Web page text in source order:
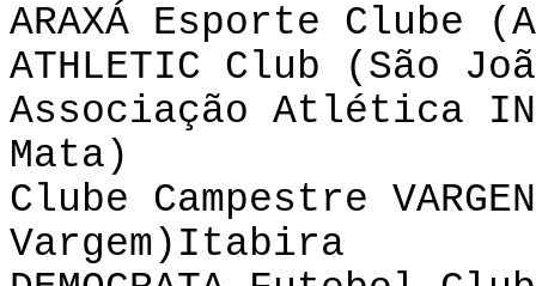
ARAXÁ Esporte Clube
ATHLETIC Club (São
Associação Atlética
Mata)
Clube Campestre
Vargem)Itabira